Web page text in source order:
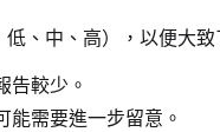
、中、高），以便大致
告較少。
能需要進一步留意。